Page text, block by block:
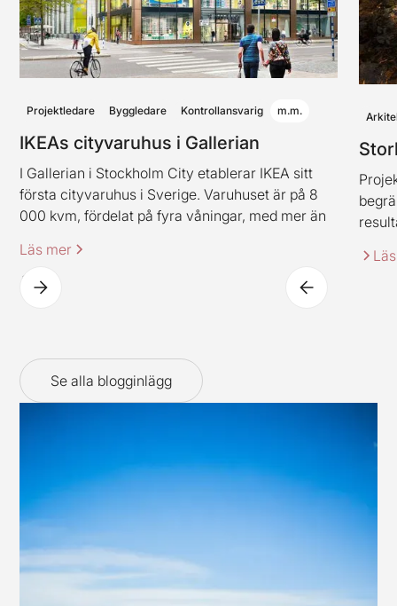
Projektledare Byggledare Kontrollansvarig m.m.
IKEAs cityvaruhus i Gallerian
I Gallerian i Stockholm City etablerar IKEA sitt
första cityvaruhus i Sverige. Varuhuset är på 8
000 kvm, fördelat på fyra våningar, med mer än
IKEAs klassiska restaurangkoncept (dock i en ny
spännande tappning).
Läs mer
Se alla blogginlägg